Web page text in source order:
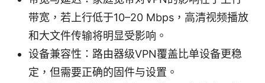
带宽，若上行低于10–20 Mbps，高清视频播放
和大文件传输将明显受影响。
设备兼容性：路由器级VPN覆盖比单设备更稳
定，但需要正确的固件与设置。